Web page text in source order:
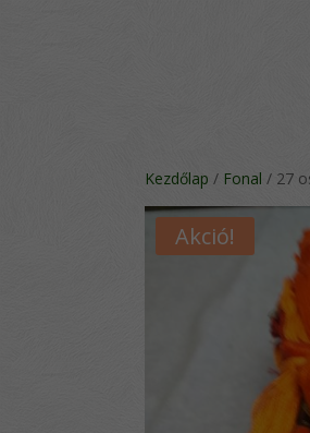
Kezdőlap / Fonal / 27
Akció!